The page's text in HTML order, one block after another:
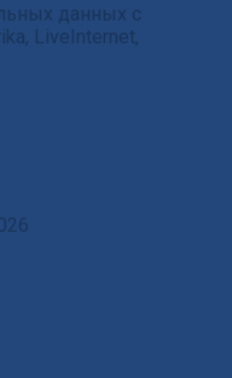
данных с
LiveInternet,